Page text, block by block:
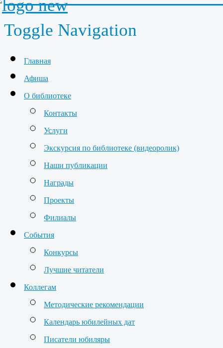
Toggle Navigation
Главная
Афиша
О библиотеке
Контакты
Услуги
Экскурсия по библиотеке (видеоролик)
Наши публикации
Награды
Проекты
Филиалы
События
Конкурсы
Лучшие читатели
Коллегам
Методические рекомендации
Календарь юбилейных дат
Писатели юбиляры